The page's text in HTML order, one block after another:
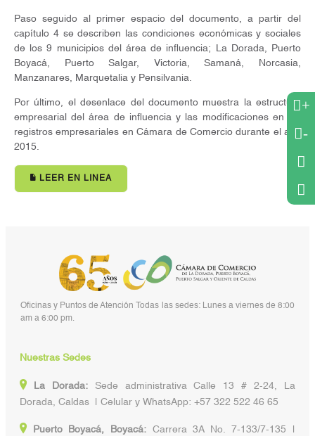
Paso seguido al primer espacio del documento, a partir del
capítulo 4 se describen las condiciones económicas y sociales
de los 9 municipios del área de influencia; La Dorada, Puerto
Boyacá, Puerto Salgar, Victoria, Samaná, Norcasia,
Manzanares, Marquetalia y Pensilvania.
Por último, el desenlace del documento muestra la estructura
empresarial del área de influencia y las modificaciones en los
registros empresariales en Cámara de Comercio durante el año
2015.
LEER EN LINEA
+
-
Oficinas y Puntos de Atención Todas las sedes: Lunes a viernes de 8:00
am a 6:00 pm.
Nuestras Sedes
La Dorada:Sede administrativa Calle 13 # 2-24, La
Dorada, Caldas | Celular y WhatsApp: +57 322 522 46 65
Puerto Boyacá, Boyacá:Carrera 3A No. 7-133/7-135 |